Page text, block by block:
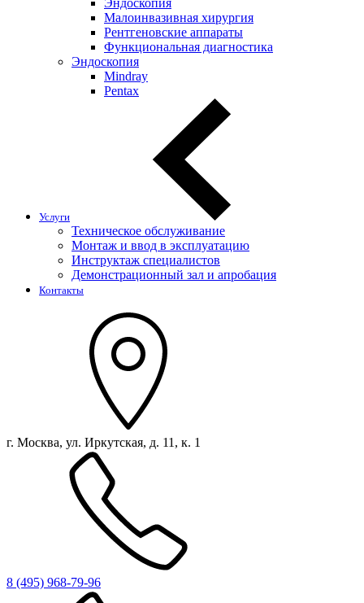
Эндоскопия
Малоинвазивная хирургия
Рентгеновские аппараты
Функциональная диагностика
Эндоскопия
Mindray
Pentax
Услуги
Техническое обслуживание
Монтаж и ввод в эксплуатацию
Инструктаж специалистов
Демонстрационный зал и апробация
Контакты
г. Москва, ул. Иркутская, д. 11, к. 1
8 (495) 968-79-96